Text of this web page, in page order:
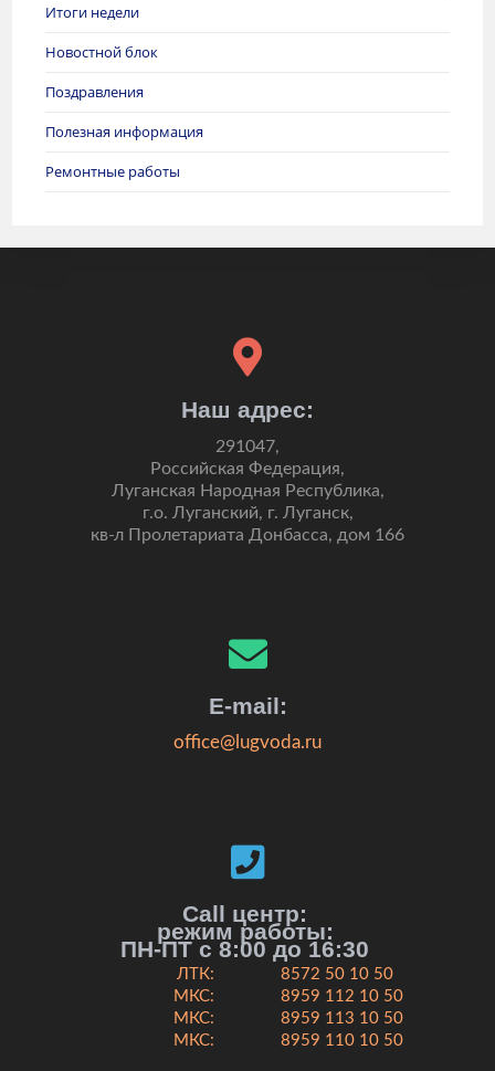
Итоги недели
Новостной блок
Поздравления
Полезная информация
Ремонтные работы
Наш адрес:
291047,
Российская Федерация,
Луганская Народная Республика,
г.о. Луганский, г. Луганск,
кв-л Пролетариата Донбасса, дом 166
E-mail:
office@lugvoda.ru
Call центр:
режим работы:
ПН-ПТ с 8:00 до 16:30
ЛТК:
МКС:
МКС:
МКС:
8572 50 10 50
8959 112 10 50
8959 113 10 50
8959 110 10 50